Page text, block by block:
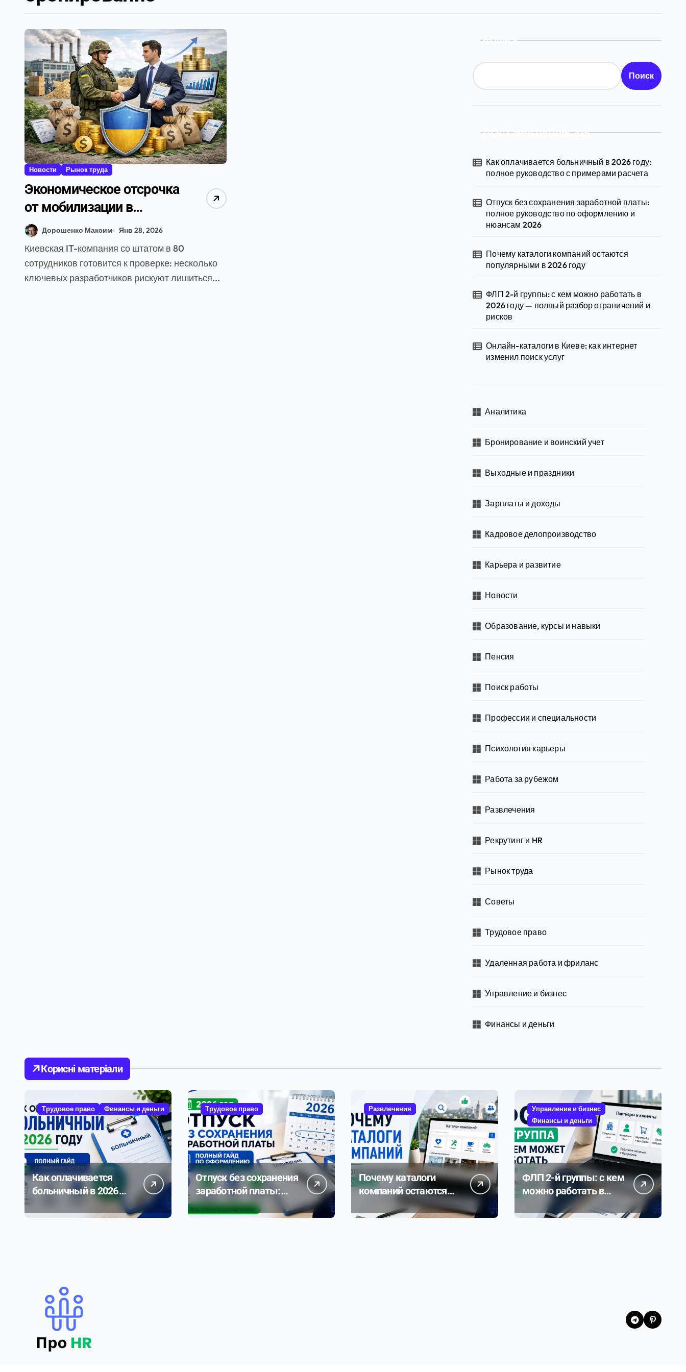
Новости Рынок труда
Экономическое отсрочка
от мобилизации в
Украине в 2026 году:
правила и практика
Дорошенко Максим Янв 28, 2026
Киевская IT-компания со штатом в 80
сотрудников готовится к проверке: несколько
ключевых разработчиков рискуют лишиться...
Поиск
Поиск
Останні публікації
Как оплачивается больничный в 2026 году:
полное руководство с примерами расчета
Отпуск без сохранения заработной платы:
полное руководство по оформлению и
нюансам 2026
Почему каталоги компаний остаются
популярными в 2026 году
ФЛП 2-й группы: с кем можно работать в
2026 году — полный разбор ограничений и
рисков
Онлайн-каталоги в Киеве: как интернет
изменил поиск услуг
Аналитика
Бронирование и воинский учет
Выходные и праздники
Зарплаты и доходы
Кадровое делопроизводство
Карьера и развитие
Новости
Образование, курсы и навыки
Пенсия
Поиск работы
Профессии и специальности
Психология карьеры
Работа за рубежом
Развлечения
Рекрутинг и HR
Рынок труда
Советы
Трудовое право
Удаленная работа и фриланс
Управление и бизнес
Финансы и деньги
Корисні матеріали
Трудовое право Финансы и деньги
Как оплачивается
больничный в 2026
руководство с
Трудовое право
Отпуск без сохранения
заработной платы:
полное руководство
по оформлению и
Развлечения
Почему каталоги
компаний остаются
популярными в 2026
году
Управление и бизнес
Финансы и деньги
ФЛП 2-й группы: с кем
можно работать в
2026 году — полный
разбор ограничений и